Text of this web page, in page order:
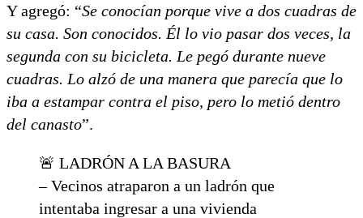
Y agregó: “Se conocían porque vive a dos cuadras de
su casa. Son conocidos. Él lo vio pasar dos veces, la
segunda con su bicicleta. Le pegó durante nueve
cuadras. Lo alzó de una manera que parecía que lo
iba a estampar contra el piso, pero lo metió dentro
del canasto”.
🚨 LADRÓN A LA BASURA
– Vecinos atraparon a un ladrón que
intentaba ingresar a una vivienda